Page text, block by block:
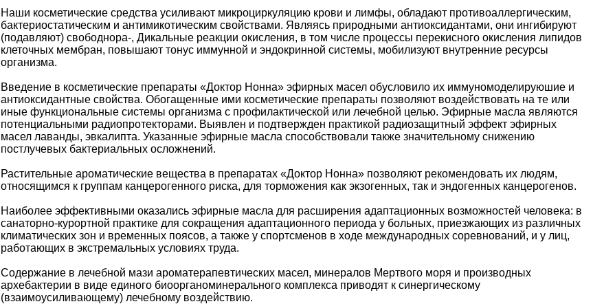
Наши косметические средства усиливают микроциркуляцию крови и лимфы, обладают противоаллергическим,
бактериостатическим и антимикотическим свойствами. Являясь природными антиоксидантами, они ингибируют
(подавляют) свободнора-, Дикальные реакции окисления, в том числе процессы перекисного окисления липидов
клеточных мембран, повышают тонус иммунной и эндокринной системы, мобилизуют внутренние ресурсы
организма.
Введение в косметические препараты «Доктор Нонна» эфирных масел обусловило их иммуномоделируюшие и
антиоксидантные свойства. Обогащенные ими косметические препараты позволяют воздействовать на те или
иные функциональные системы организма с профилактической или лечебной целью. Эфирные масла являются
потенциальными радиопротекторами. Выявлен и подтвержден практикой радиозащитный эффект эфирных
масел лаванды, эвкалипта. Указанные эфирные масла способствовали также значительному снижению
постлучевых бактериальных осложнений.
Растительные ароматические вещества в препаратах «Доктор Нонна» позволяют рекомендовать их людям,
относящимся к группам канцерогенного риска, для торможения как экзогенных, так и эндогенных канцерогенов.
Наиболее эффективными оказались эфирные масла для расширения адаптационных возможностей человека: в
санаторно-курортной практике для сокращения адаптационного периода у больных, приезжающих из различных
климатических зон и временных поясов, а также у спортсменов в ходе международных соревнований, и у лиц,
работающих в экстремальных условиях труда.
Содержание в лечебной мази ароматерапевтических масел, минералов Мертвого моря и производных
архебактерии в виде единого биоорганоминерального комплекса приводят к синергическому
(взаимоусиливающему) лечебному воздействию.